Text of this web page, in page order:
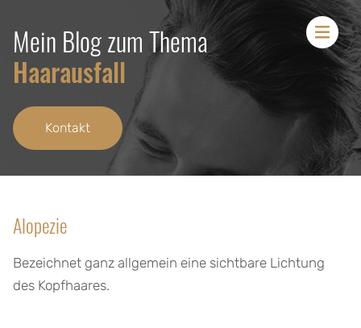
Mein Blog zum Thema
Haarausfall
Kontakt
Alopezie
Bezeichnet ganz allgemein eine sichtbare Lichtung
des Kopfhaares.